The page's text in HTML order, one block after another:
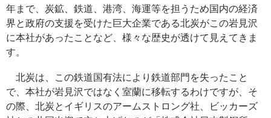
年まで、炭鉱、鉄道、港湾、海運等を担うため国内の経済
界と政府の支援を受けた巨大企業である北炭がこの岩見沢
に本社があったことなど、様々な歴史が透けて見えてきま
す。
北炭は、この鉄道国有法により鉄道部門を失ったこと
で、本社が岩見沢ではなく室蘭に移転するわけですが、そ
の際、北炭とイギリスのアームストロング社、ビッカーズ